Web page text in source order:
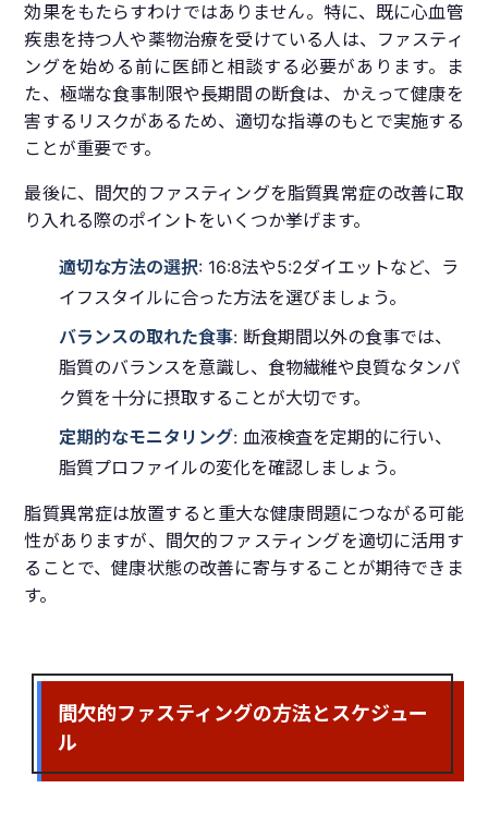
効果をもたらすわけではありません。特に、既に心血管
疾患を持つ人や薬物治療を受けている人は、ファスティ
ングを始める前に医師と相談する必要があります。ま
た、極端な食事制限や長期間の断食は、かえって健康を
害するリスクがあるため、適切な指導のもとで実施する
ことが重要です。
最後に、間欠的ファスティングを脂質異常症の改善に取
り入れる際のポイントをいくつか挙げます。
適切な方法の選択: 16:8法や5:2ダイエットなど、ラ
イフスタイルに合った方法を選びましょう。
バランスの取れた食事: 断食期間以外の食事では、
脂質のバランスを意識し、食物繊維や良質なタンパ
ク質を十分に摂取することが大切です。
定期的なモニタリング: 血液検査を定期的に行い、
脂質プロファイルの変化を確認しましょう。
脂質異常症は放置すると重大な健康問題につながる可能
性がありますが、間欠的ファスティングを適切に活用す
ることで、健康状態の改善に寄与することが期待できま
す。
間欠的ファスティングの方法とスケジュー
ル